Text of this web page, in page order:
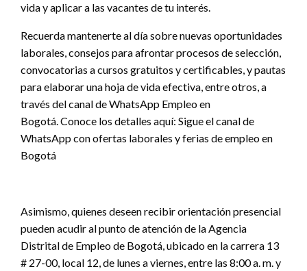
vida y aplicar a las vacantes de tu interés.
Recuerda mantenerte al día sobre nuevas oportunidades
laborales, consejos para afrontar procesos de selección,
convocatorias a cursos gratuitos y certificables, y pautas
para elaborar una hoja de vida efectiva, entre otros, a
través del canal de WhatsApp Empleo en
Bogotá. Conoce los detalles aquí: Sigue el canal de
WhatsApp con ofertas laborales y ferias de empleo en
Bogotá
Asimismo, quienes deseen recibir orientación presencial
pueden acudir al punto de atención de la Agencia
Distrital de Empleo de Bogotá, ubicado en la carrera 13
# 27-00, local 12, de lunes a viernes, entre las 8:00 a. m. y